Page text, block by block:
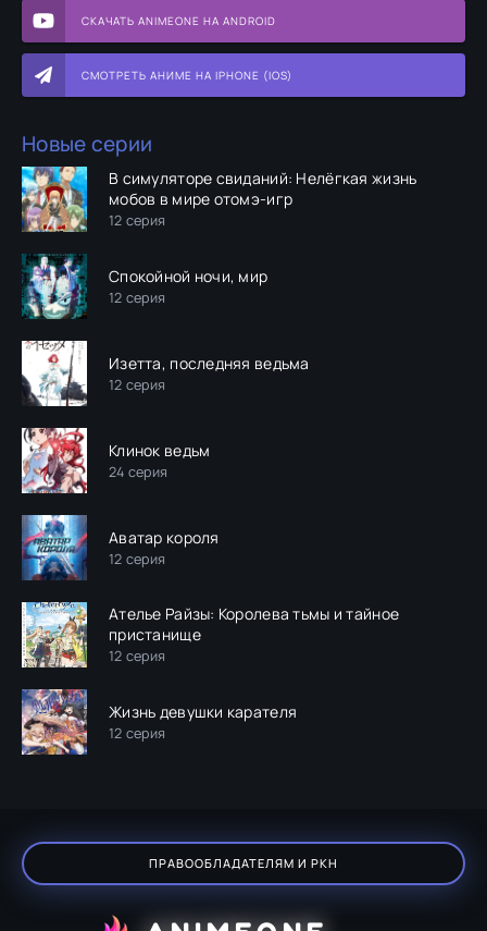
СКАЧАТЬ ANIMEONE НА ANDROID
СМОТРЕТЬ АНИМЕ НА IPHONE (IOS)
Новые серии
В симуляторе свиданий: Нелёгкая жизнь
мобов в мире отомэ-игр
12 серия
Спокойной ночи, мир
12 серия
Изетта, последняя ведьма
12 серия
Клинок ведьм
24 серия
Аватар короля
12 серия
Ателье Райзы: Королева тьмы и тайное
пристанище
12 серия
Жизнь девушки карателя
12 серия
ПРАВООБЛАДАТЕЛЯМ И РКН